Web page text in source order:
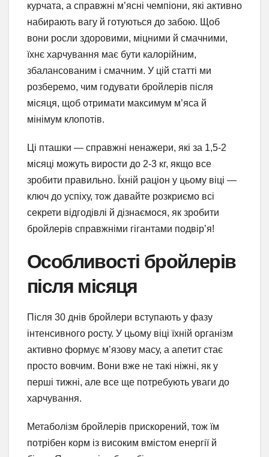
курчата, а справжні м’ясні чемпіони, які активно
набирають вагу й готуються до забою. Щоб
вони росли здоровими, міцними й смачними,
їхнє харчування має бути калорійним,
збалансованим і смачним. У цій статті ми
розберемо, чим годувати бройлерів після
місяця, щоб отримати максимум м’яса й
мінімум клопотів.
Ці пташки — справжні ненажери, які за 1,5-2
місяці можуть вирости до 2-3 кг, якщо все
зробити правильно. Їхній раціон у цьому віці —
ключ до успіху, тож давайте розкриємо всі
секрети відгодівлі й дізнаємося, як зробити
бройлерів справжніми гігантами подвір’я!
Особливості бройлерів
після місяця
Після 30 днів бройлери вступають у фазу
інтенсивного росту. У цьому віці їхній організм
активно формує м’язову масу, а апетит стає
просто вовчим. Вони вже не такі ніжні, як у
перші тижні, але все ще потребують уваги до
харчування.
Метаболізм бройлерів прискорений, тож їм
потрібен корм із високим вмістом енергії й